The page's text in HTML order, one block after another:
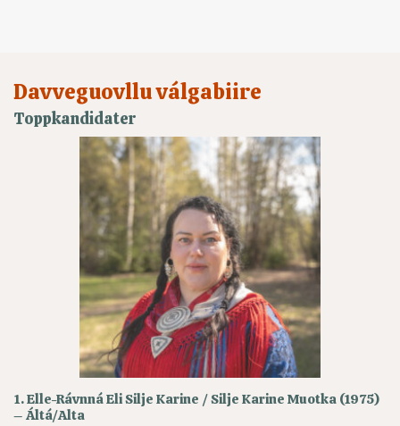
Davveguovllu válgabiire
Toppkandidater
1. Elle-Rávnná Eli Silje Karine / Silje Karine Muotka (1975)
– Áltá/Alta